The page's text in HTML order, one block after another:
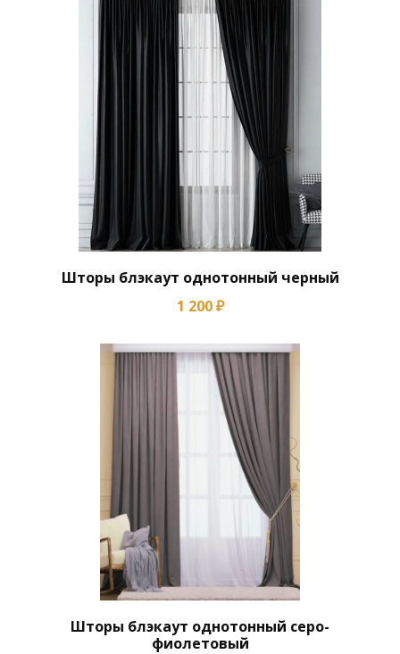
Шторы блэкаут однотонный черный
1 200 ₽
Шторы блэкаут однотонный серо-
фиолетовый